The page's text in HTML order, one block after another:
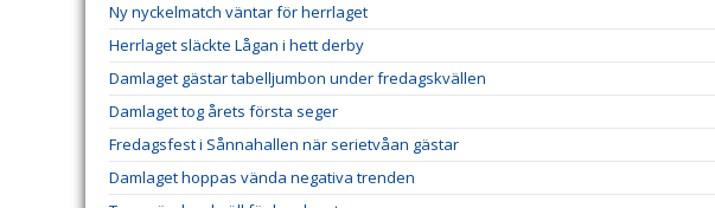
Ny nyckelmatch väntar för herrlaget
Herrlaget släckte Lågan i hett derby
Damlaget gästar tabelljumbon under fredagskvällen
Damlaget tog årets första seger
Fredagsfest i Sånnahallen när serietvåan gästar
Damlaget hoppas vända negativa trenden